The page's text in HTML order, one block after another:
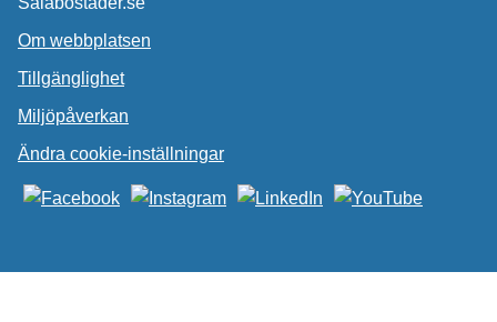
Om webbplatsen
Tillgänglighet
Miljöpåverkan
Ändra cookie-inställningar